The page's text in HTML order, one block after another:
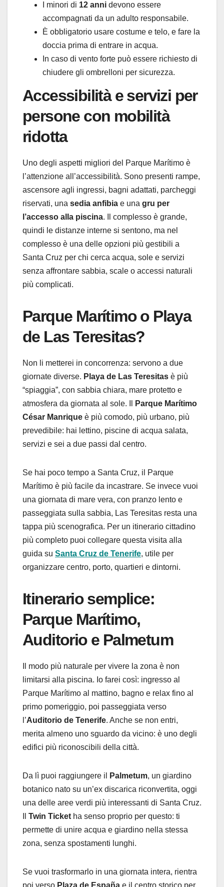
I minori di 12 anni devono essere
accompagnati da un adulto responsabile.
È obbligatorio usare costume e telo, e fare la
doccia prima di entrare in acqua.
In caso di vento forte può essere richiesto di
chiudere gli ombrelloni per sicurezza.
Accessibilità e servizi per
persone con mobilità
ridotta
Uno degli aspetti migliori del Parque Marítimo è
l’attenzione all’accessibilità. Sono presenti rampe,
ascensore agli ingressi, bagni adattati, parcheggi
riservati, una sedia anfibia e una gru per
l’accesso alla piscina. Il complesso è grande,
quindi le distanze interne si sentono, ma nel
complesso è una delle opzioni più gestibili a
Santa Cruz per chi cerca acqua, sole e servizi
senza affrontare sabbia, scale o accessi naturali
più complicati.
Parque Marítimo o Playa
de Las Teresitas?
Non li metterei in concorrenza: servono a due
giornate diverse. Playa de Las Teresitas è più
“spiaggia”, con sabbia chiara, mare protetto e
atmosfera da giornata al sole. Il
Parque Marítimo
César Manrique è più comodo, più urbano, più
prevedibile: hai lettino, piscine di acqua salata,
servizi e sei a due passi dal centro.
Se hai poco tempo a Santa Cruz, il Parque
Marítimo è più facile da incastrare. Se invece vuoi
una giornata di mare vera, con pranzo lento e
passeggiata sulla sabbia, Las Teresitas resta una
tappa più scenografica. Per un itinerario cittadino
più completo puoi collegare questa visita alla
guida su Santa Cruz de Tenerife, utile per
organizzare centro, porto, quartieri e dintorni.
Itinerario semplice:
Parque Marítimo,
Auditorio e Palmetum
Il modo più naturale per vivere la zona è non
limitarsi alla piscina. Io farei così: ingresso al
Parque Marítimo al mattino, bagno e relax fino al
primo pomeriggio, poi passeggiata verso
l’Auditorio de Tenerife. Anche se non entri,
merita almeno uno sguardo da vicino: è uno degli
edifici più riconoscibili della città.
Da lì puoi raggiungere il Palmetum, un giardino
botanico nato su un’ex discarica riconvertita, oggi
una delle aree verdi più interessanti di Santa Cruz.
Twin Ticket ha senso proprio per questo: ti
permette di unire acqua e giardino nella stessa
zona, senza spostamenti lunghi.
Se vuoi trasformarlo in una giornata intera, rientra
poi verso Plaza de España e il centro storico per